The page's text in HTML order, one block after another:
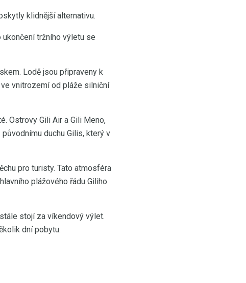
klidnější alternativu.
tržního výletu se
Lodě jsou připraveny k
vnitrozemí od pláže silniční
Ostrovy Gili Air a Gili Meno,
duchu Gilis, který v
pro turisty. Tato atmosféra
plážového řádu Giliho
stojí za víkendový výlet.
dní pobytu.